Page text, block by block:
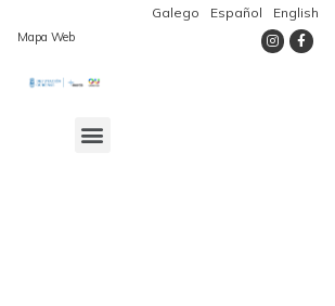
Mapa Web
Galego Español English